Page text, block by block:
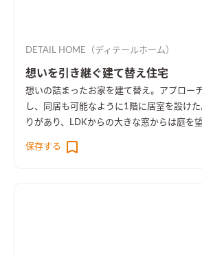
DETAIL HOME（ディテールホーム）
想いを引き継ぐ建て替え住宅
想いの詰まったお家を建て替え。アプロー
し、同居も可能なように1階に居室を設け
りがあり、LDKからの大きな窓からは庭を
保存する